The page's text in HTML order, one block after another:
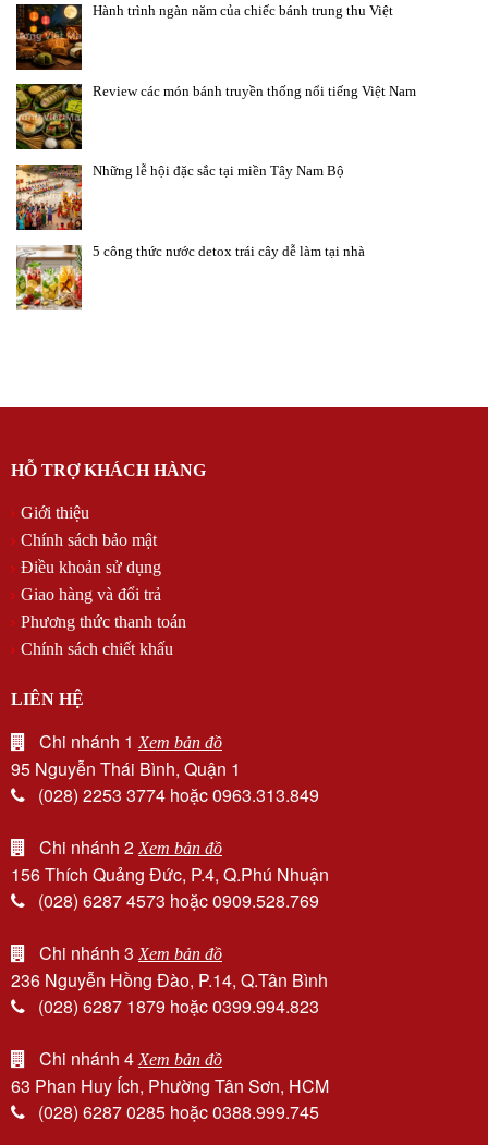
Hành trình ngàn năm của chiếc bánh trung thu Việt
Review các món bánh truyền thống nổi tiếng Việt Nam
Những lễ hội đặc sắc tại miền Tây Nam Bộ
5 công thức nước detox trái cây dễ làm tại nhà
HỖ TRỢ KHÁCH HÀNG
Giới thiệu
Chính sách bảo mật
Điều khoản sử dụng
Giao hàng và đổi trả
Phương thức thanh toán
Chính sách chiết khấu
LIÊN HỆ
Chi nhánh 1Xem bản đồ
95 Nguyễn Thái Bình, Quận 1
(028) 2253 3774 hoặc 0963.313.849
Chi nhánh 2Xem bản đồ
156 Thích Quảng Đức, P.4, Q.Phú Nhuận
(028) 6287 4573 hoặc 0909.528.769
Chi nhánh 3Xem bản đồ
236 Nguyễn Hồng Đào, P.14, Q.Tân Bình
(028) 6287 1879 hoặc 0399.994.823
Chi nhánh 4Xem bản đồ
63 Phan Huy Ích, Phường Tân Sơn, HCM
(028) 6287 0285 hoặc 0388.999.745